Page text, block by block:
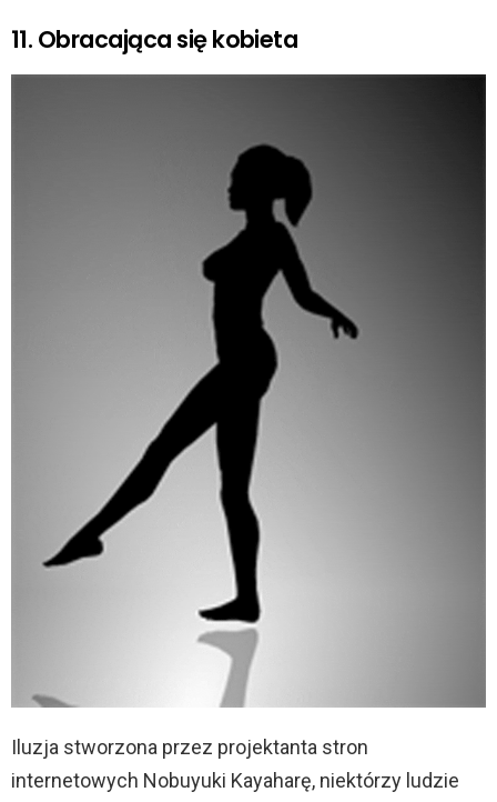
11. Obracająca się kobieta
Iluzja stworzona przez projektanta stron
internetowych Nobuyuki Kayaharę, niektórzy ludzie